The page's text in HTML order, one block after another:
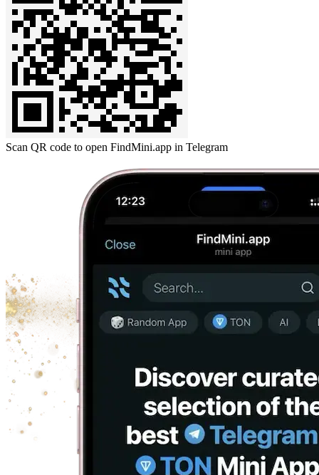
Scan QR code to open FindMini.app in Telegram